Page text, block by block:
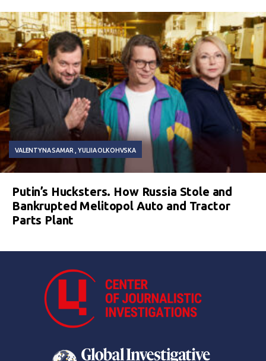
VALENTYNA SAMAR YULIIA OLKOHVSKA
Putin’s Hucksters. How Russia Stole and
Bankrupted Melitopol Auto and Tractor
Parts Plant